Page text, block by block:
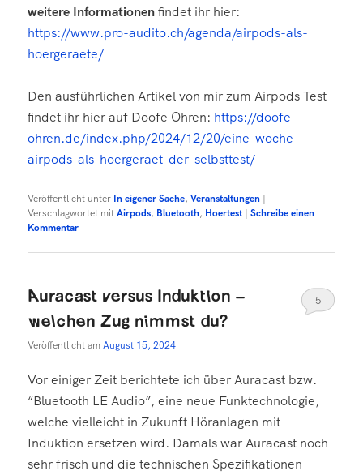
weitere Informationenfindet ihr hier:
https://www.pro-audito.ch/agenda/airpods-als-
hoergeraete/
Den ausführlichen Artikel von mir zum Airpods Test
findet ihr hier auf Doofe Ohren: https://doofe-
ohren.de/index.php/2024/12/20/eine-woche-
airpods-als-hoergeraet-der-selbsttest/
Veröffentlicht unter In eigener Sache,Veranstaltungen |
Verschlagwortet mitAirpods, Bluetooth, Hoertest |Schreibe einen
Kommentar
Auracast versus Induktion –
welchen Zug nimmst du?
Veröffentlicht amAugust 15, 2024
5
Vor einiger Zeit berichtete ich über Auracast bzw.
“Bluetooth LE Audio”, eine neue Funktechnologie,
welche vielleicht in Zukunft Höranlagen mit
Induktion ersetzen wird. Damals war Auracast noch
sehr frisch und die technischen Spezifikationen